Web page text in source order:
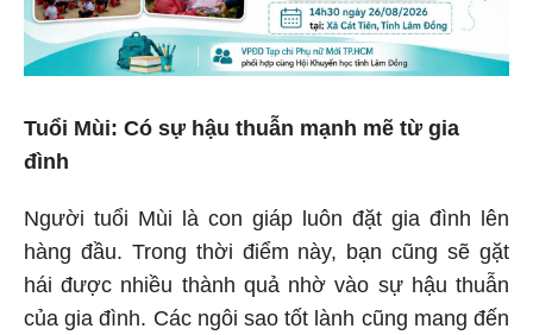
Tuổi Mùi: Có sự hậu thuẫn mạnh mẽ từ gia
đình
Người tuổi Mùi là con giáp luôn đặt gia đình lên
hàng đầu. Trong thời điểm này, bạn cũng sẽ gặt
hái được nhiều thành quả nhờ vào sự hậu thuẫn
của gia đình. Các ngôi sao tốt lành cũng mang đến